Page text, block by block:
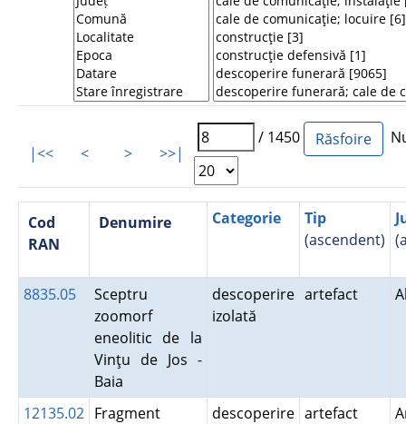
|<< < > >>|
/ 1450
Cod
RAN
Denumire Categorie
Tip
(ascendent)
8835.05
Sceptru
zoomorf
eneolitic de la
Vinţu de Jos -
Baia
descoperire
izolată
artefact
12135.02 Fragment
descoperire artefact